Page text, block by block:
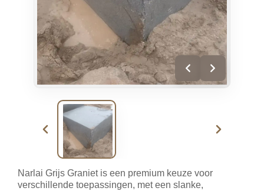
Narlai Grijs Graniet is een premium keuze voor
verschillende toepassingen, met een slanke,